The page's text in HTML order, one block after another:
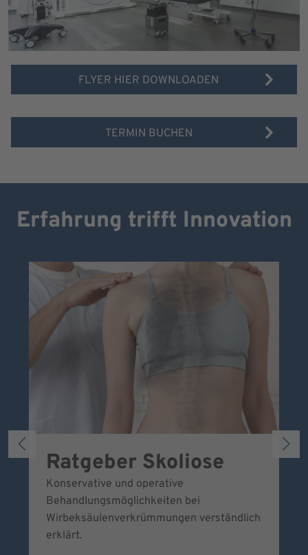
FLYER HIER DOWNLOADEN
TERMIN BUCHEN
Erfahrung trifft Innovation
Ratgeber Skoliose
Konservative und operative
Behandlungsmöglichkeiten bei
Wirbeksäulenverkrümmungen verständlich
erklärt.